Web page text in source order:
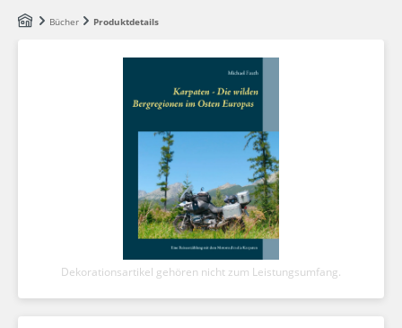
Zum Hauptinhalt springen
Bücher Produktdetails
Dekorationsartikel gehören nicht zum Leistungsumfang.